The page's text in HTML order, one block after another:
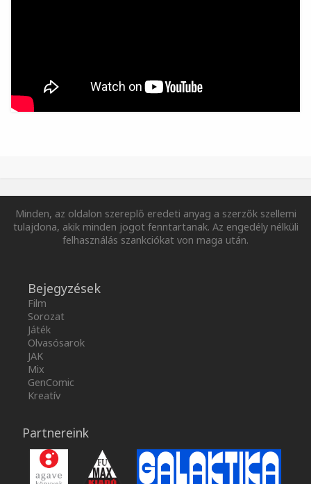
Minden, az oldalon szereplő eredeti anyag a szerzők szellemi
tulajdona, akik minden jogot fenntartanak. Az engedély nélküli
felhasználás szankciókat von maga után.
Bejegyzések
Film
Sorozat
Játék
Olvasósarok
JAK
Mix
GenComic
Kreatív
Partnereink